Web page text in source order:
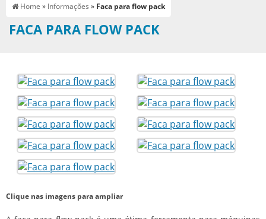
Home » Informações » Faca para flow pack
FACA PARA FLOW PACK
Clique nas imagens para ampliar